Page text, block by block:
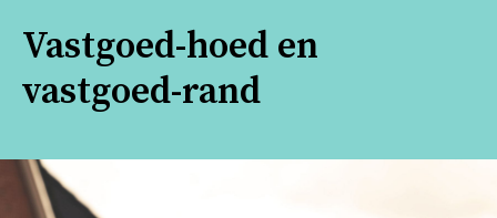
Vastgoed-hoed en
vastgoed-rand